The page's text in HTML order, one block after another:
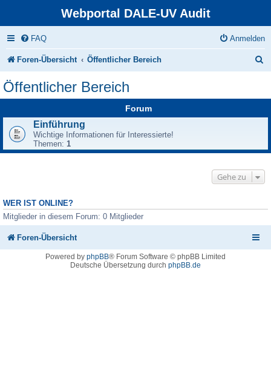
Webportal DALE-UV Audit
FAQ Anmelden
Foren-Übersicht Öffentlicher Bereich
Öffentlicher Bereich
Forum
Einführung
Wichtige Informationen für Interessierte!
Themen: 1
Gehe zu
WER IST ONLINE?
Mitglieder in diesem Forum: 0 Mitglieder
Foren-Übersicht
Powered by phpBB® Forum Software © phpBB Limited
Deutsche Übersetzung durch phpBB.de